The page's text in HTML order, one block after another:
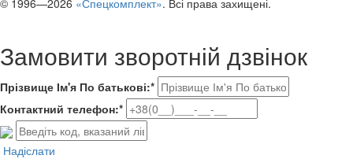
Замовити зворотній дзвінок
Прізвище Ім'я По батькові:*
Контактний телефон:*
Надіслати